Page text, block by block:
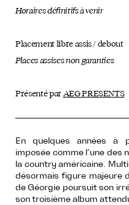
En quelques années à
imposée comme l’une des
la country américaine.
désormais figure majeure
de Géorgie poursuit son
son troisième album
Horaires définitifs à venir
Placement libre assis / debout
Places assises non garanties
Présenté par AEG PRESENTS